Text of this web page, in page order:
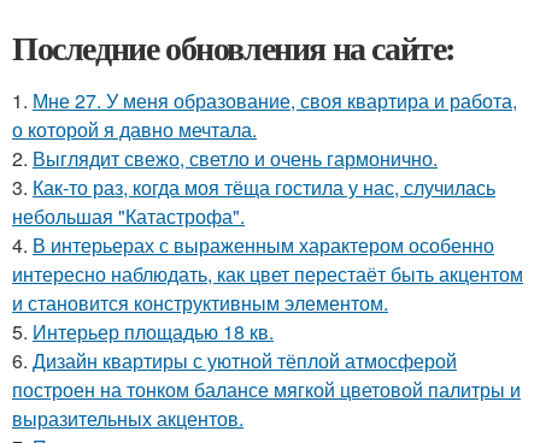
Последние обновления на сайте:
1. Мне 27. У меня образование, своя квартира и работа,
о которой я давно мечтала.
2. Выглядит свежо, светло и очень гармонично.
3. Как-то раз, когда моя тёща гостила у нас, случилась
небольшая "Катастрофа".
4. В интерьерах с выраженным характером особенно
интересно наблюдать, как цвет перестаёт быть акцентом
и становится конструктивным элементом.
5. Интерьер площадью 18 кв.
6. Дизайн квартиры с уютной тёплой атмосферой
построен на тонком балансе мягкой цветовой палитры и
выразительных акцентов.